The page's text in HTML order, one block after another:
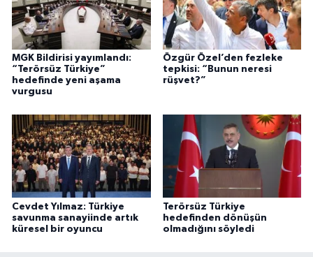
MGK Bildirisi yayımlandı:
“Terörsüz Türkiye”
hedefinde yeni aşama
vurgusu
Özgür Özel’den fezleke
tepkisi: “Bunun neresi
rüşvet?”
Cevdet Yılmaz: Türkiye
savunma sanayiinde artık
küresel bir oyuncu
Terörsüz Türkiye
hedefinden dönüşün
olmadığını söyledi